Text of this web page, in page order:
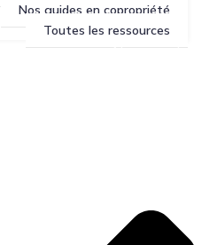
Nos guides en copropriété
Toutes les ressources
Nous joindre